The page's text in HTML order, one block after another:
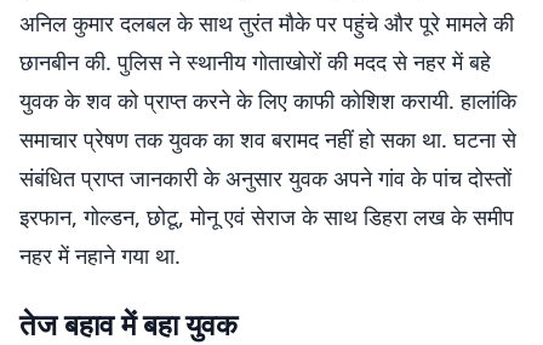
अनिल कुमार दलबल के साथ तुरंत मौके पर पहुंचे और पूरे मामले की
छानबीन की. पुलिस ने स्थानीय गोताखोरों की मदद से नहर में बहे
युवक के शव को प्राप्त करने के लिए काफी कोशिश करायी. हालांकि
समाचार प्रेषण तक युवक का शव बरामद नहीं हो सका था. घटना से
संबंधित प्राप्त जानकारी के अनुसार युवक अपने गांव के पांच दोस्तों
इरफान, गोल्डन, छोटू, मोनू एवं सेराज के साथ डिहरा लख के समीप
नहर में नहाने गया था.
तेज बहाव में बहा युवक